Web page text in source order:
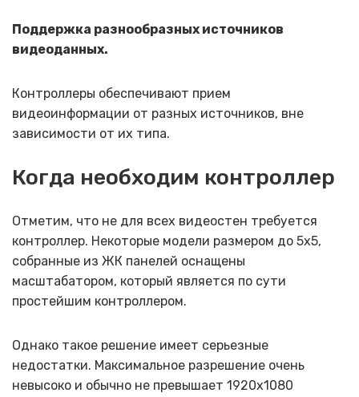
Поддержка разнообразных источников
видеоданных.
Контроллеры обеспечивают прием
видеоинформации от разных источников, вне
зависимости от их типа.
Когда необходим контроллер
Отметим, что не для всех видеостен требуется
контроллер. Некоторые модели размером до 5х5,
собранные из ЖК панелей оснащены
масштабатором, который является по сути
простейшим контроллером.
Однако такое решение имеет серьезные
недостатки. Максимальное разрешение очень
невысоко и обычно не превышает 1920х1080